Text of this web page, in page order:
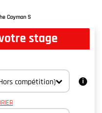
Cayman S
stage